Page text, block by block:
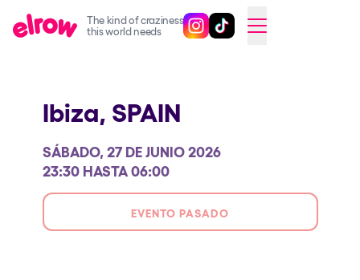
The kind of craziness
this world needs
Sigue @elrowofficial en
Sigue @elrowofficial en
SWITCH TO ENGLISH
elrow Ibiza x [UNVRS] 2026
elrow Town 2026
Snowrow Festival 2026
elrow Island 2026
elrow Shop
Ibiza, SPAIN
SÁBADO, 27 DE JUNIO 2026
23:30 HASTA 06:00
EVENTO PASADO